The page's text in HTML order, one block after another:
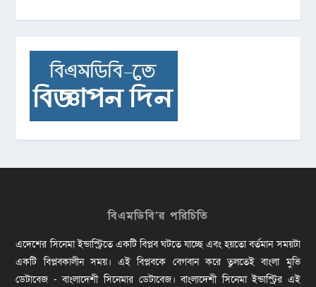
বিএমডিবি’র পরিচিতি
এদেশের সিনেমা ইন্ডাস্ট্রিতে একটি বিপ্লব ঘটতে যাচ্ছে এবং হয়তো বর্তমান সময়টা
একটি বিপ্লবকালীন সময়। এই বিপ্লবকে বেগবান করে তুলতেই বাংলা মুভি
ডেটাবেজ - বাংলাদেশী সিনেমার ডেটাবেজ। বাংলাদেশী সিনেমা ইন্ডাস্ট্রির এই